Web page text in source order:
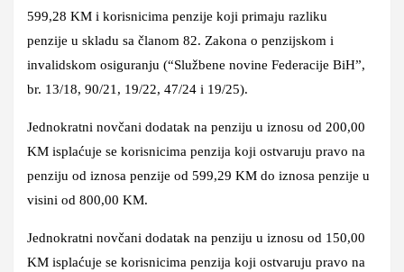
599,28 KM i korisnicima penzije koji primaju razliku
penzije u skladu sa članom 82. Zakona o penzijskom i
invalidskom osiguranju (“Službene novine Federacije BiH”,
br. 13/18, 90/21, 19/22, 47/24 i 19/25).
Jednokratni novčani dodatak na penziju u iznosu od 200,00
KM isplaćuje se korisnicima penzija koji ostvaruju pravo na
penziju od iznosa penzije od 599,29 KM do iznosa penzije u
visini od 800,00 KM.
Jednokratni novčani dodatak na penziju u iznosu od 150,00
KM isplaćuje se korisnicima penzija koji ostvaruju pravo na